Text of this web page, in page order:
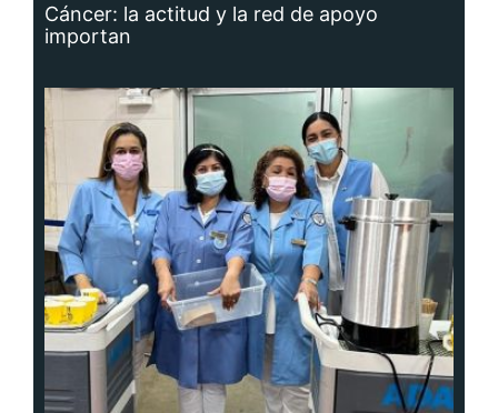
Cáncer: la actitud y la red de apoyo
importan